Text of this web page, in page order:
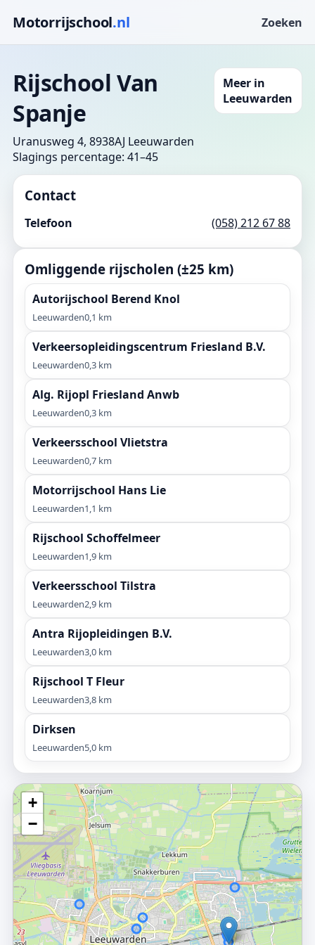
Motorrijschool.nl Zoeken
Rijschool Van
Spanje
Uranusweg 4, 8938AJ Leeuwarden
Slagings percentage: 41–45
Meer in
Leeuwarden
Contact
Telefoon (058) 212 67 88
Omliggende rijscholen (±25 km)
Autorijschool Berend Knol
Leeuwarden0,1 km
Verkeersopleidingscentrum Friesland B.V.
Leeuwarden0,3 km
Alg. Rijopl Friesland Anwb
Leeuwarden0,3 km
Verkeersschool Vlietstra
Leeuwarden0,7 km
Motorrijschool Hans Lie
Leeuwarden1,1 km
Rijschool Schoffelmeer
Leeuwarden1,9 km
Verkeersschool Tilstra
Leeuwarden2,9 km
Antra Rijopleidingen B.V.
Leeuwarden3,0 km
Rijschool T Fleur
Leeuwarden3,8 km
Dirksen
Leeuwarden5,0 km
+
−